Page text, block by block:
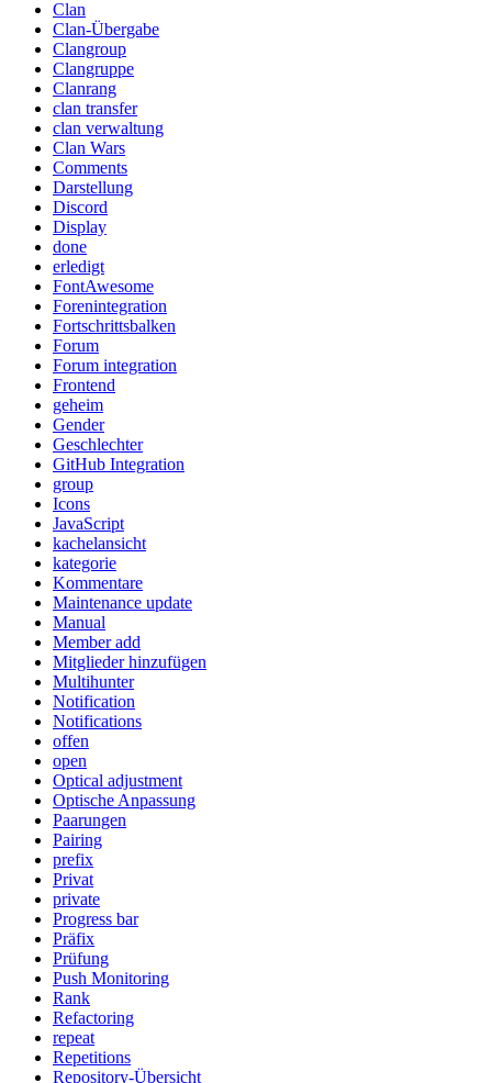
Clan
Clan-Übergabe
Clangroup
Clangruppe
Clanrang
clan transfer
clan verwaltung
Clan Wars
Comments
Darstellung
Discord
Display
done
erledigt
FontAwesome
Forenintegration
Fortschrittsbalken
Forum
Forum integration
Frontend
geheim
Gender
Geschlechter
GitHub Integration
group
Icons
JavaScript
kachelansicht
kategorie
Kommentare
Maintenance update
Manual
Member add
Mitglieder hinzufügen
Multihunter
Notification
Notifications
offen
open
Optical adjustment
Optische Anpassung
Paarungen
Pairing
prefix
Privat
private
Progress bar
Präfix
Prüfung
Push Monitoring
Rank
Refactoring
repeat
Repetitions
Repository-Übersicht